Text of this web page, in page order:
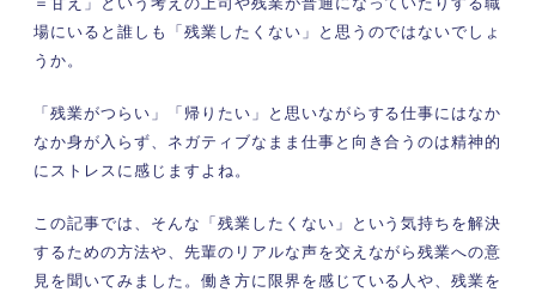
本音で語る！ 「残業したくない」と感じる5つの
状況
②家庭に時間を使いたいとき
③趣味や一人の時間を充実させたいとき
⑤会社の居心地が悪いと感じたとき
残業をしたくないのに…… 残業がなくならない原
因とは
場にいると誰しも「残業したくない」と思うのではないでしょ
うか。
「残業がつらい」「帰りたい」と思いながらする仕事にはなか
なか身が入らず、ネガティブなまま仕事と向き合うのは精神的
にストレスに感じますよね。
この記事では、そんな「残業したくない」という気持ちを解決
するための方法や、先輩のリアルな声を交えながら残業への意
見を聞いてみました。働き方に限界を感じている人や、残業を